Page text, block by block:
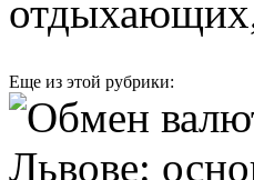
Еще из этой рубрики: